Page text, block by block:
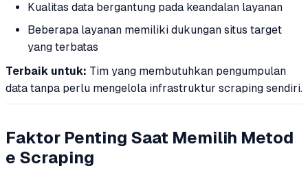
Kualitas data bergantung pada keandalan layanan
Beberapa layanan memiliki dukungan situs target
yang terbatas
Terbaik untuk: Tim yang membutuhkan pengumpulan
data tanpa perlu mengelola infrastruktur scraping sendiri.
Faktor Penting Saat Memilih Metod
e Scraping